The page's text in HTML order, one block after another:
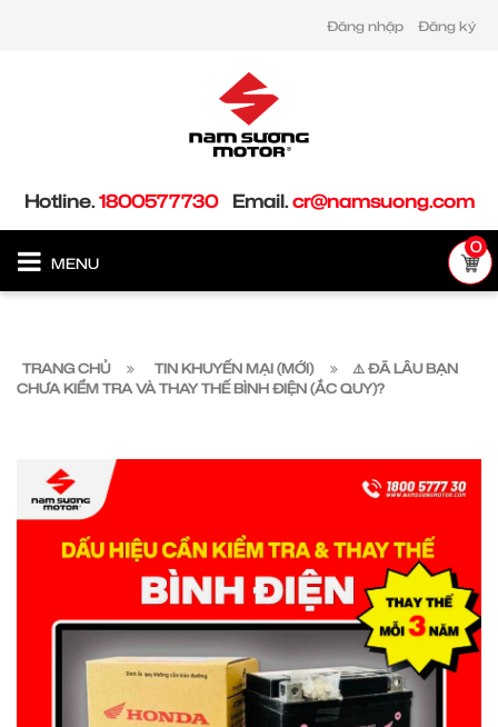
Đăng nhập Đăng ký
Hotline.1800577730 Email.cr@namsuong.com
MENU
0
TRANG CHỦ TIN KHUYẾN MẠI (MỚI)
⚠️ ĐÃ LÂU BẠN
CHƯA KIỂM TRA VÀ THAY THẾ BÌNH ĐIỆN (ẮC QUY)?